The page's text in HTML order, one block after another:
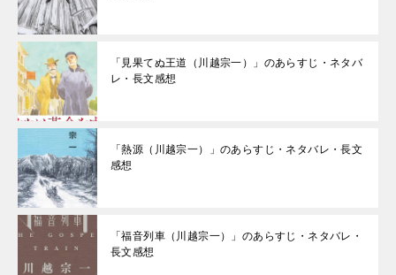
「見果てぬ王道（川越宗一）」のあらすじ・ネタバ
レ・長文感想
「熱源（川越宗一）」のあらすじ・ネタバレ・長文
感想
「福音列車（川越宗一）」のあらすじ・ネタバレ・
長文感想